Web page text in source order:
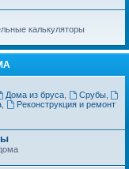
калькуляторы
Дома из бруса, Срубы,
,
Реконструкция и ремонт